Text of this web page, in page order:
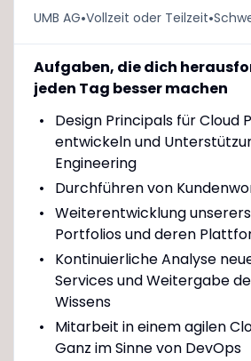
UMB AG•Vollzeit oder Teilzeit•
Aufgaben, die dich
jeden Tag besser machen
Design Principals für Cloud
entwickeln und
Engineering
Durchführen von
Weiterentwicklung
Portfolios und deren
Kontinuierliche Analyse
Services und Weitergabe
Wissens
Mitarbeit in einem agilen
Ganz im Sinne von DevOps